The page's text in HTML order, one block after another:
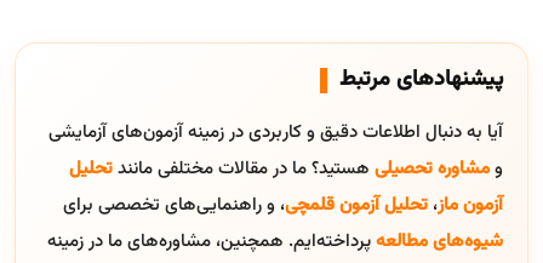
پیشنهادهای مرتبط
آیا به دنبال اطلاعات دقیق و کاربردی در زمینه آزمون‌های آزمایشی
ومشاوره تحصیلی هستید؟ ما در مقالات مختلفی مانندتحلیل
آزمون ماز، تحلیل آزمون قلمچی، و راهنمایی‌های تخصصی برای
شیوه‌های مطالعهپرداخته‌ایم. همچنین، مشاوره‌های ما در زمینه